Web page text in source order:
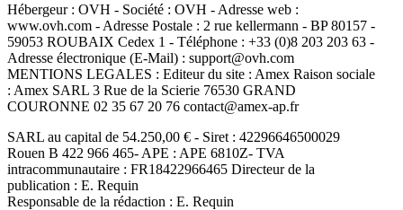
Hébergeur : OVH - Société : OVH - Adresse web :
www.ovh.com - Adresse Postale : 2 rue kellermann - BP 80157 -
59053 ROUBAIX Cedex 1 - Téléphone : +33 (0)8 203 203 63 -
Adresse électronique (E-Mail) : support@ovh.com
MENTIONS LEGALES : Editeur du site : Amex Raison sociale
: Amex SARL 3 Rue de la Scierie 76530 GRAND
COURONNE 02 35 67 20 76 contact@amex-ap.fr
SARL au capital de 54.250,00 € - Siret : 42296646500029
Rouen B 422 966 465- APE : APE 6810Z- TVA
intracommunautaire : FR18422966465 Directeur de la
publication : E. Requin
Responsable de la rédaction : E. Requin